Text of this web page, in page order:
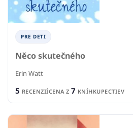
PRE DETI
Něco skutečného
Erin Watt
5 RECENZIÍCENA Z 7 KNÍHKUPECTIEV